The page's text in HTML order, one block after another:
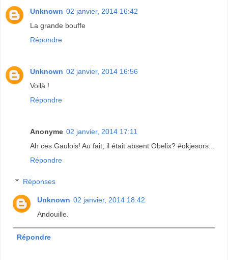
Unknown 02 janvier, 2014 16:42
La grande bouffe
Répondre
Unknown 02 janvier, 2014 16:56
Voilà !
Répondre
Anonyme 02 janvier, 2014 17:11
Ah ces Gaulois! Au fait, il était absent Obelix? #okjesors...
Répondre
Réponses
Unknown 02 janvier, 2014 18:42
Andouille.
Répondre